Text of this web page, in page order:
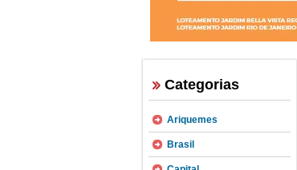
Categorias
Ariquemes
Brasil